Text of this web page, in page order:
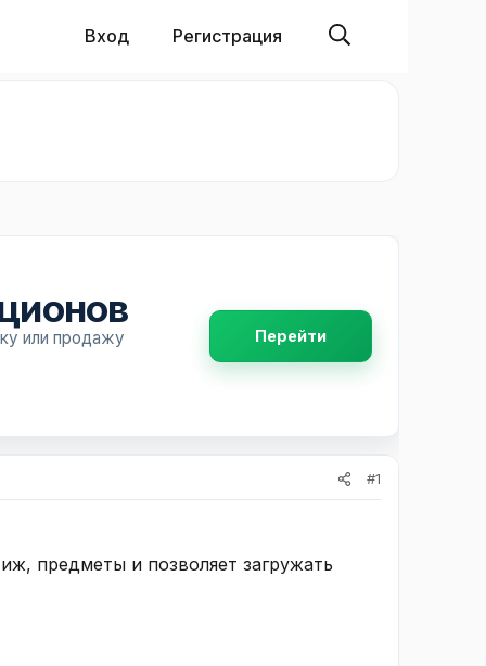
Вход Регистрация
или продажу Перейти
#1
предметы и позволяет загружать